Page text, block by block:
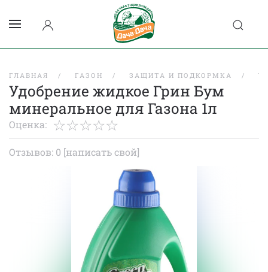
ГЛАВНАЯ ГАЗОН ЗАЩИТА И ПОДКОРМКА
Удобрение жидкое Грин Бум
минеральное для Газона 1л
Оценка:
Отзывов: 0 [написать свой]